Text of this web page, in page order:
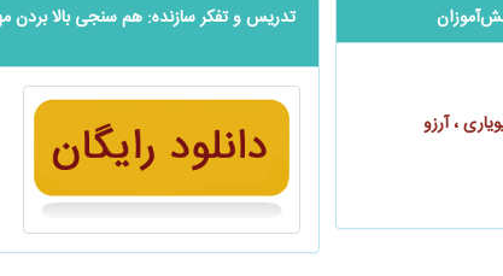
، آرزو
تدریس و تفکر سازنده: هم سنجی بالا بردن